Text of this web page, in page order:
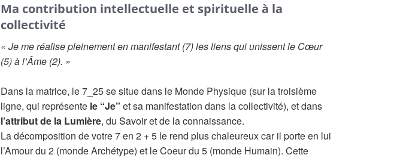
Ma contribution intellectuelle et spirituelle à la
collectivité
« Je me réalise pleinement en manifestant (7) les liens qui unissent le Cœur
(5) à l’Âme (2). »
Dans la matrice, le 7_25 se situe dans le Monde Physique (sur la troisième
ligne, qui représente le “Je” et sa manifestation dans la collectivité), et dans
l’attribut de la Lumière, du Savoir et de la connaissance.
La décomposition de votre 7 en 2 + 5 le rend plus chaleureux car il porte en lui
l’Amour du 2 (monde Archétype) et le Coeur du 5 (monde Humain). Cette